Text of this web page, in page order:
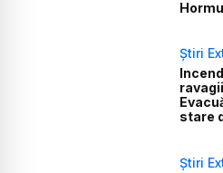
Știri
stare
Știri